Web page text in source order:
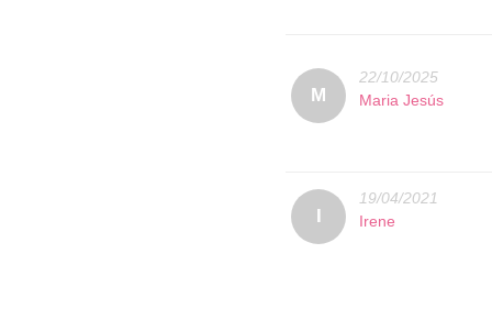
M
22/10/2025
Maria Jesús
19/04/2021
Irene